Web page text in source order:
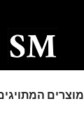
מוצרים